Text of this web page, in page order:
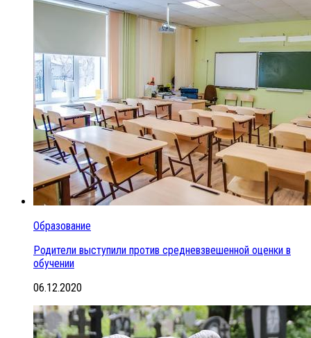
Образование
Родители выступили против средневзвешенной оценки в
обучении
06.12.2020